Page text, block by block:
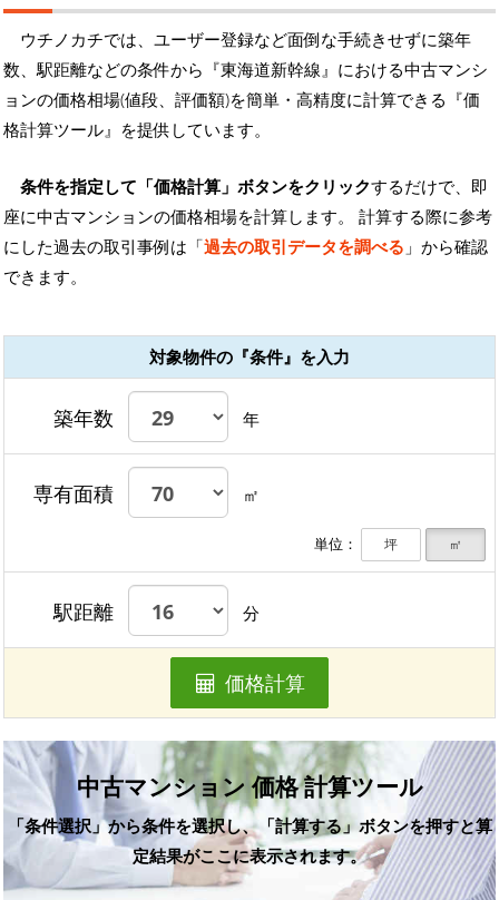
ウチノカチでは、ユーザー登録など面倒な手続きせずに築年
数、駅距離などの条件から『東海道新幹線』における中古マンシ
ョンの価格相場(値段、評価額)を簡単・高精度に計算できる『価
格計算ツール』を提供しています。
条件を指定して「価格計算」ボタンをクリックするだけで、即
座に中古マンションの価格相場を計算します。 計算する際に参考
にした過去の取引事例は「過去の取引データを調べる 」から確認
できます。
対象物件の『条件』を入力
築年数 年
専有面積 ㎡
単位： 坪 ㎡
駅距離 分
価格計算
中古マンション 価格 計算ツール
「条件選択」から条件を選択し、「計算する」ボタンを押すと算
定結果がここに表示されます。